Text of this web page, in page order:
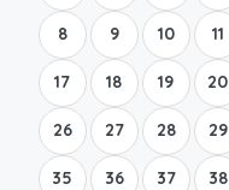
8 9 10 11
17 18 19 20
26 27 28 29
35 36 37 38